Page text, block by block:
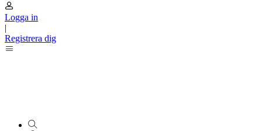
Logga in
|
Registrera dig